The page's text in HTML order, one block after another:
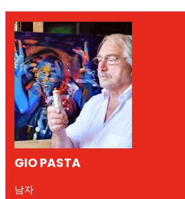
GIO PASTA
남자